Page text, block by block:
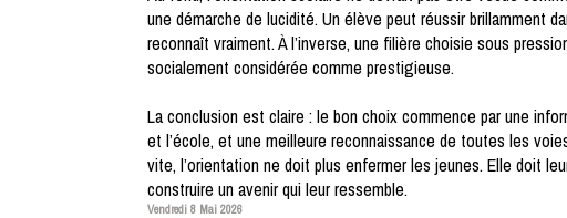
une démarche de lucidité. Un élève peut réussir brillamment
reconnaît vraiment. À l’inverse, une filière choisie sous
socialement considérée comme prestigieuse.
La conclusion est claire : le bon choix commence par une
et l’école, et une meilleure reconnaissance de toutes les
vite, l’orientation ne doit plus enfermer les jeunes. Elle doit
construire un avenir qui leur ressemble.
Vendredi 8 Mai 2026